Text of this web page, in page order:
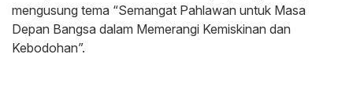
mengusung tema “Semangat Pahlawan untuk Masa
Depan Bangsa dalam Memerangi Kemiskinan dan
Kebodohan”.